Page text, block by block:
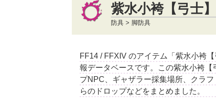
紫水小袴【弓士】
防具 > 脚防具
FF14 / FFXIV のアイテム「紫水小袴
報データベースです。この紫水小袴
プNPC、ギャザラー採集場所、クラ
らのドロップなどをまとめました。